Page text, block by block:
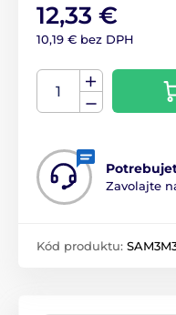
12,33 €
10,19 € bez DPH
Zavolajte
Kód produktu: